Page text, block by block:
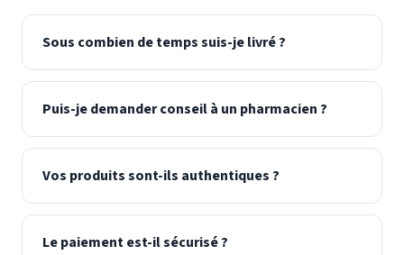
Sous combien de temps suis-je livré ?
Puis-je demander conseil à un pharmacien ?
Vos produits sont-ils authentiques ?
Le paiement est-il sécurisé ?